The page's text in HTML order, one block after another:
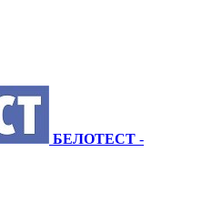
БЕЛОТЕСТ -